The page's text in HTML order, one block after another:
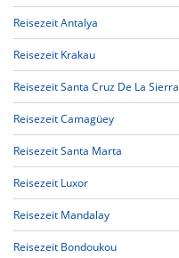
Reisezeit Antalya
Reisezeit Krakau
Reisezeit Santa Cruz De La Sierra
Reisezeit Camagüey
Reisezeit Santa Marta
Reisezeit Luxor
Reisezeit Mandalay
Reisezeit Bondoukou